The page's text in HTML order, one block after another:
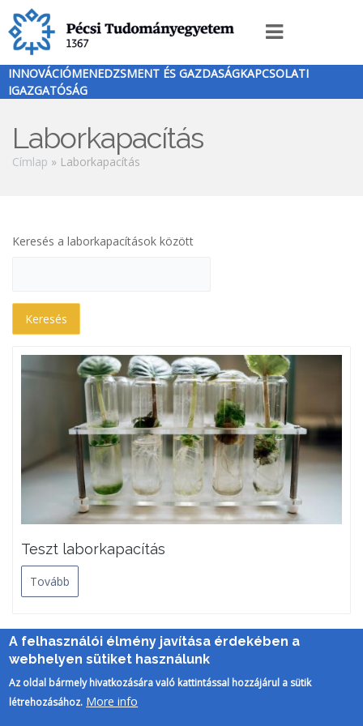
Ugrás
tartalomra
Innováció
menü
INNOVÁCIÓMENEDZSMENT ÉS GAZDASÁGKAPCSOLATI
IGAZGATÓSÁG
Laborkapacítás
Morzsa
Címlap Laborkapacítás
Keresés a laborkapacítások között
Teszt laborkapacítás
Tovább
A felhasználói élmény javítása érdekében a
webhelyen sütiket használunk
Az oldal bármely hivatkozására való kattintással hozzájárul a sütik
létrehozásához. More info